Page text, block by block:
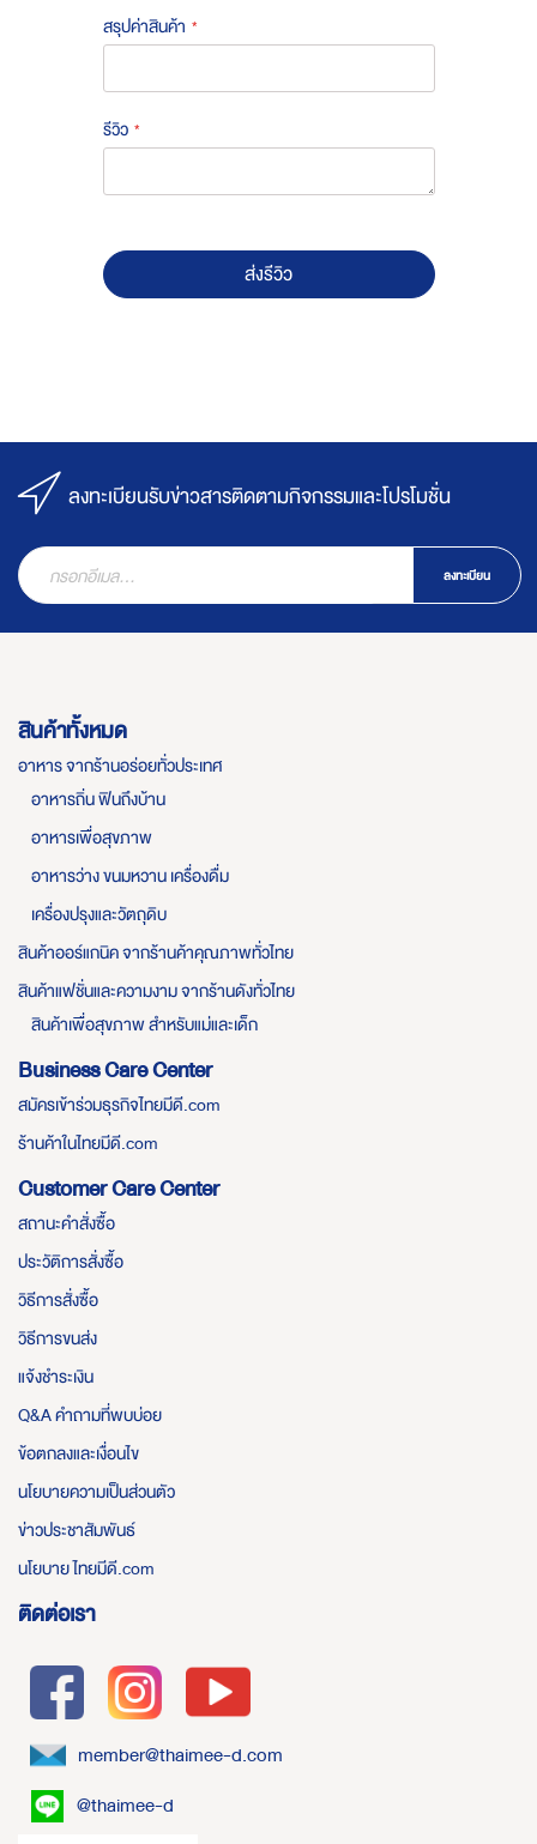
สรุปค่าสินค้า
รีวิว
ส่งรีวิว
ลงทะเบียนรับข่าวสารติดตามกิจกรรมและโปรโมชั่น
ลงทะเบียน
สินค้าทั้งหมด
อาหาร จากร้านอร่อยทั่วประเทศ
อาหารถิ่น ฟินถึงบ้าน
อาหารเพื่อสุขภาพ
อาหารว่าง ขนมหวาน เครื่องดื่ม
เครื่องปรุงและวัตถุดิบ
สินค้าออร์แกนิค จากร้านค้าคุณภาพทั่วไทย
สินค้าแฟชั่นและความงาม จากร้านดังทั่วไทย
สินค้าเพื่อสุขภาพ สำหรับแม่และเด็ก
Business Care Center
สมัครเข้าร่วมธุรกิจไทยมีดี.com
ร้านค้าในไทยมีดี.com
Customer Care Center
สถานะคำสั่งซื้อ
ประวัติการสั่งซื้อ
วิธีการสั่งซื้อ
วิธีการขนส่ง
แจ้งชำระเงิน
Q&A คำถามที่พบบ่อย
ข้อตกลงและเงื่อนไข
นโยบายความเป็นส่วนตัว
ข่าวประชาสัมพันธ์
นโยบาย ไทยมีดี.com
ติดต่อเรา
member@thaimee-d.com
@thaimee-d